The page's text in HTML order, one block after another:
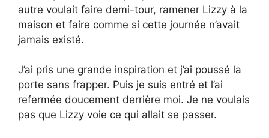
autre voulait faire demi-tour, ramener Lizzy à la
maison et faire comme si cette journée n’avait
jamais existé.
J’ai pris une grande inspiration et j’ai poussé la
porte sans frapper. Puis je suis entré et l’ai
refermée doucement derrière moi. Je ne voulais
pas que Lizzy voie ce qui allait se passer.